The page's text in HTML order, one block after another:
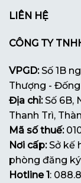
LIÊN HỆ
CÔNG TY
VPGD:Số 1B
Thượng -
Địa chỉ:Số 6B,
Thanh Trì,
Mã số thuế:
Nơi cấp:Sở kế
phòng đăng
Hotline 1: